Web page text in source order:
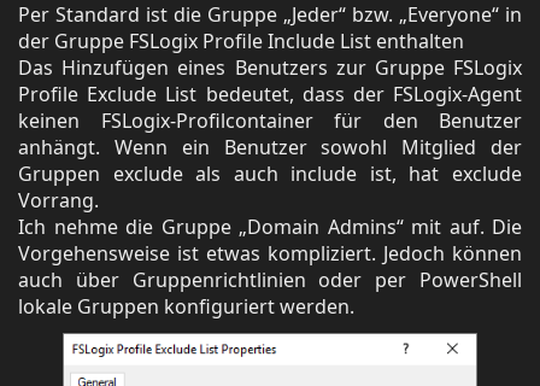
Per Standard ist die Gruppe „Jeder“ bzw. „Everyone“ in
der Gruppe FSLogix Profile Include List enthalten
Das Hinzufügen eines Benutzers zur Gruppe FSLogix
Profile Exclude List bedeutet, dass der FSLogix-Agent
keinen FSLogix-Profilcontainer für den Benutzer
anhängt. Wenn ein Benutzer sowohl Mitglied der
Gruppen exclude als auch include ist, hat exclude
Vorrang.
Ich nehme die Gruppe „Domain Admins“ mit auf. Die
Vorgehensweise ist etwas kompliziert. Jedoch können
auch über Gruppenrichtlinien oder per PowerShell
lokale Gruppen konfiguriert werden.